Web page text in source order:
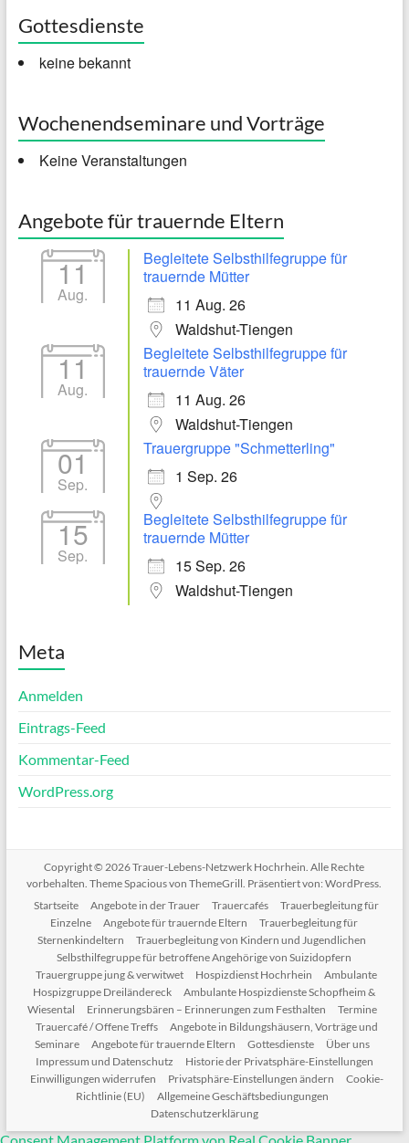
Gottesdienste
keine bekannt
Wochenendseminare und Vorträge
Keine Veranstaltungen
Angebote für trauernde Eltern
11
Aug.
Begleitete Selbsthilfegruppe für
trauernde Mütter
11 Aug. 26
Waldshut-Tiengen
11
Aug.
Begleitete Selbsthilfegruppe für
trauernde Väter
11 Aug. 26
Waldshut-Tiengen
01
Sep.
Trauergruppe "Schmetterling"
1 Sep. 26
15
Sep.
Begleitete Selbsthilfegruppe für
trauernde Mütter
15 Sep. 26
Waldshut-Tiengen
Meta
Anmelden
Eintrags-Feed
Kommentar-Feed
WordPress.org
Copyright © 2026Trauer-Lebens-Netzwerk Hochrhein. Alle Rechte
vorbehalten. ThemeSpaciousvon ThemeGrill. Präsentiert von:WordPress.
Startseite
Angebote in der Trauer Trauercafés
Trauerbegleitung für
Einzelne
Angebote für trauernde Eltern
Trauerbegleitung für
Sternenkindeltern
Trauerbegleitung von Kindern und Jugendlichen
Selbsthilfegruppe für betroffene Angehörige von Suizidopfern
Trauergruppe jung & verwitwet
Hospizdienst Hochrhein
Ambulante
Hospizgruppe Dreiländereck
Ambulante Hospizdienste Schopfheim &
Wiesental
Erinnerungsbären – Erinnerungen zum Festhalten
Termine
Trauercafé / Offene Treffs
Angebote in Bildungshäusern, Vorträge und
Seminare
Angebote für trauernde Eltern Gottesdienste
Über uns
Impressum und Datenschutz
Historie der Privatsphäre-Einstellungen
Einwilligungen widerrufen
Privatsphäre-Einstellungen ändern
Cookie-
Richtlinie (EU)
Allgemeine Geschäftsbediungungen
Datenschutzerklärung